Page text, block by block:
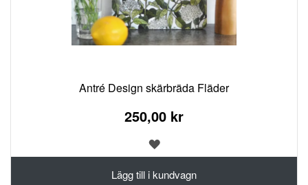
Antré Design skärbräda Fläder
250,00 kr
Lägg till i kundvagn
LÄGG
TILL